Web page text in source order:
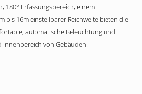
180° Erfassungsbereich, einem
bis 16m einstellbarer Reichweite bieten die
automatische Beleuchtung und
Innenbereich von Gebäuden.